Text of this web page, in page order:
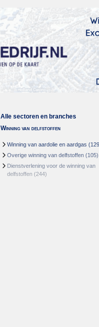
Alle sectoren en branches
Winning van delfstoffen
Winning van aardolie en aardgas
Overige winning van delfstoffen (105)
Dienstverlening voor de winning van
delfstoffen (244)